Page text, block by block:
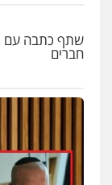
שתף כתבה עם
חברים